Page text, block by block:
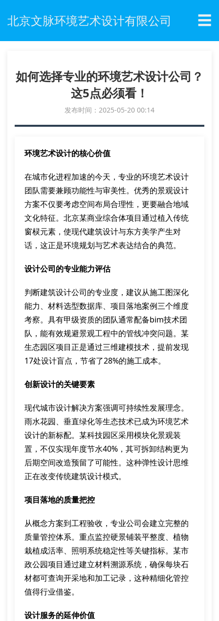
北京文脉环境艺术设计有限公司 ☰
如何选择专业的环境艺术设计公司？
这5点必须看！
发布时间：2025-05-20 00:14
环境艺术设计的核心价值
在城市化进程加速的今天，专业的环境艺术设计
团队需要兼顾功能性与审美性。优秀的景观设计
方案不仅要考虑空间布局合理性，更要融合地域
文化特征。北京某商业综合体项目通过植入传统
窗棂元素，使现代建筑设计与东方美学产生对
话，这正是环境规划与艺术表达结合的典范。
设计公司的专业能力评估
判断建筑设计公司的专业度，建议从施工图深化
能力、材料选型数据库、项目落地案例三个维度
考察。具有甲级资质的团队通常配备bim技术团
队，能有效规避景观工程中的管线冲突问题。某
生态园区项目正是通过三维建模技术，提前发现
17处设计盲点，节省了28%的施工成本。
创新设计的关键要素
现代城市设计解决方案强调可持续性发展理念。
雨水花园、垂直绿化等生态技术已成为环境艺术
设计的新标配。某科技园区采用模块化景观装
置，不仅实现年度节水40%，其可拆卸结构更为
后期空间改造预留了可能性。这种弹性设计思维
正在改变传统建筑设计模式。
项目落地的质量把控
从概念方案到工程验收，专业公司会建立完整的
质量管控体系。重点监控硬景铺装平整度、植物
栽植成活率、照明系统稳定性等关键指标。某市
政公园项目通过建立材料溯源系统，确保每块石
材都可查询开采地和加工记录，这种精细化管控
值得行业借鉴。
设计服务的延伸价值